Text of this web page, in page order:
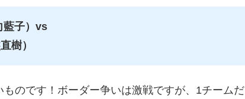
藍子）vs
樹）
のです！ボーダー争いは激戦ですが、1チームだ